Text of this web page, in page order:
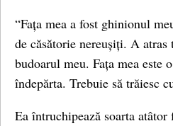
“Fața mea a fost ghinionul
de căsătorie nereușiți. A
budoarul meu. Fața mea este
îndepărta. Trebuie să trăiesc
Ea întruchipează soarta atâtor